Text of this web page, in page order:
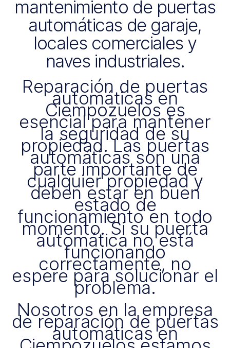
mantenimiento de puertas
automáticas de garaje,
locales comerciales y
naves industriales.
Reparación de puertas
automáticas en
Ciempozuelos es
esencial para mantener
la seguridad de su
propiedad. Las puertas
automáticas son una
parte importante de
cualquier propiedad y
deben estar en buen
estado de
funcionamiento en todo
momento. Si su puerta
automática no está
funcionando
correctamente, no
espere para solucionar el
problema.
Nosotros en la empresa
de reparación de puertas
automáticas en